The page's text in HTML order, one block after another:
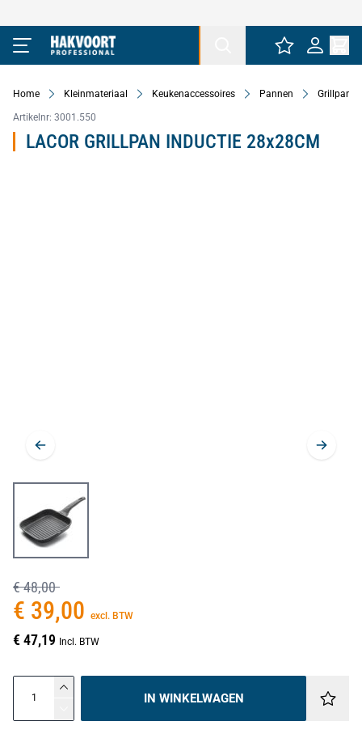
Ga naar de inhoud
Home Kleinmateriaal Keukenaccessoires Pannen
Artikelnr: 3001.550
LACOR GRILLPAN INDUCTIE 28x28CM
€ 48,00
€ 39,00 excl. BTW
€ 47,19 Incl. BTW
IN WINKELWAGEN